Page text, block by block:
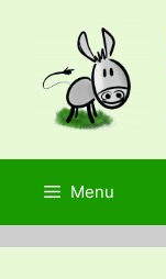
contenu
Menu